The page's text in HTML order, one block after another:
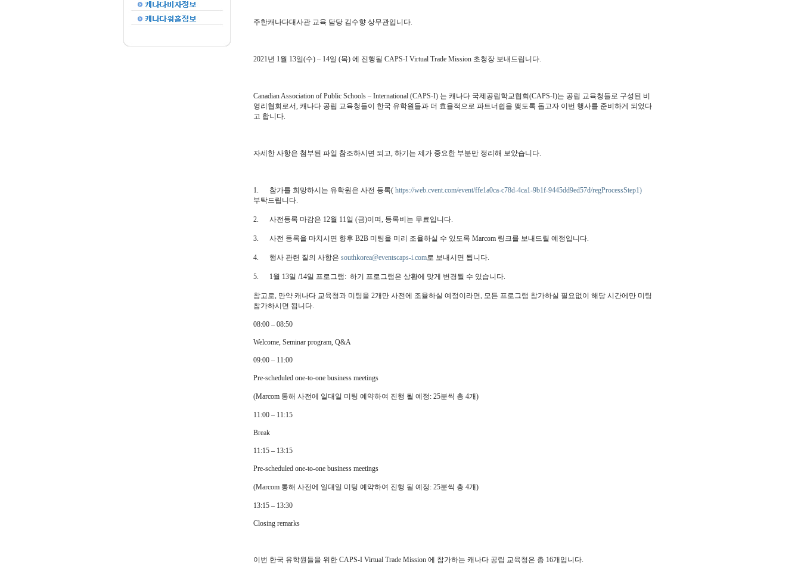
주한캐나다대사관 교육 담당 김수향 상무관입니다.
2021년 1월 13일(수) – 14일 (목) 에 진행될 CAPS-I Virtual Trade Mission 초청장 보내드립니다.
Canadian Association of Public Schools – International (CAPS-I) 는 캐나다 국제공립학교협회(CAPS-I)는 공립 교육청들로 구성된 비
영리협회로서, 캐나다 공립 교육청들이 한국 유학원들과 더 효율적으로 파트너쉽을 맺도록 돕고자 이번 행사를 준비하게 되었다
고 합니다.
자세한 사항은 첨부된 파일 참조하시면 되고, 하기는 제가 중요한 부분만 정리해 보았습니다.
1. 참가를 희망하시는 유학원은 사전 등록( https://web.cvent.com/event/ffe1a0ca-c78d-4ca1-9b1f-9445dd9ed57d/regProcessStep1)
부탁드립니다.
2. 사전등록 마감은 12월 11일 (금)이며, 등록비는 무료입니다.
3. 사전 등록을 마치시면 향후 B2B 미팅을 미리 조율하실 수 있도록 Marcom 링크를 보내드릴 예정입니다.
4. 행사 관련 질의 사항은 southkorea@eventscaps-i.com로 보내시면 됩니다.
5. 1월 13일 /14일 프로그램: 하기 프로그램은 상황에 맞게 변경될 수 있습니다.
참고로, 만약 캐나다 교육청과 미팅을 2개만 사전에 조율하실 예정이라면, 모든 프로그램 참가하실 필요없이 해당 시간에만 미팅
참가하시면 됩니다.
08:00 – 08:50
Welcome, Seminar program, Q&A
09:00 – 11:00
Pre-scheduled one-to-one business meetings
(Marcom 통해 사전에 일대일 미팅 예약하여 진행 될 예정: 25분씩 총 4개)
11:00 – 11:15
Break
11:15 – 13:15
Pre-scheduled one-to-one business meetings
(Marcom 통해 사전에 일대일 미팅 예약하여 진행 될 예정: 25분씩 총 4개)
13:15 – 13:30
Closing remarks
이번 한국 유학원들을 위한 CAPS-I Virtual Trade Mission 에 참가하는 캐나다 공립 교육청은 총 16개입니다.